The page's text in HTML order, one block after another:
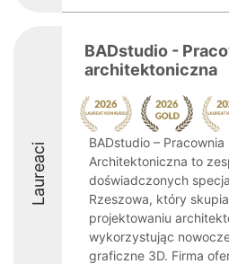
Laureaci
BADstudio -
architektoniczna
BADstudio – Pracownia
Architektoniczna to
doświadczonych
Rzeszowa, który
projektowaniu
wykorzystując
graficzne 3D. Firma